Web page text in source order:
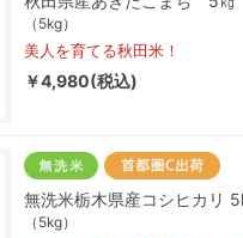
（5kg）
美人を育てる秋田米！
￥4,980(税込)
無洗米栃木県産コシヒカリ
（5kg）